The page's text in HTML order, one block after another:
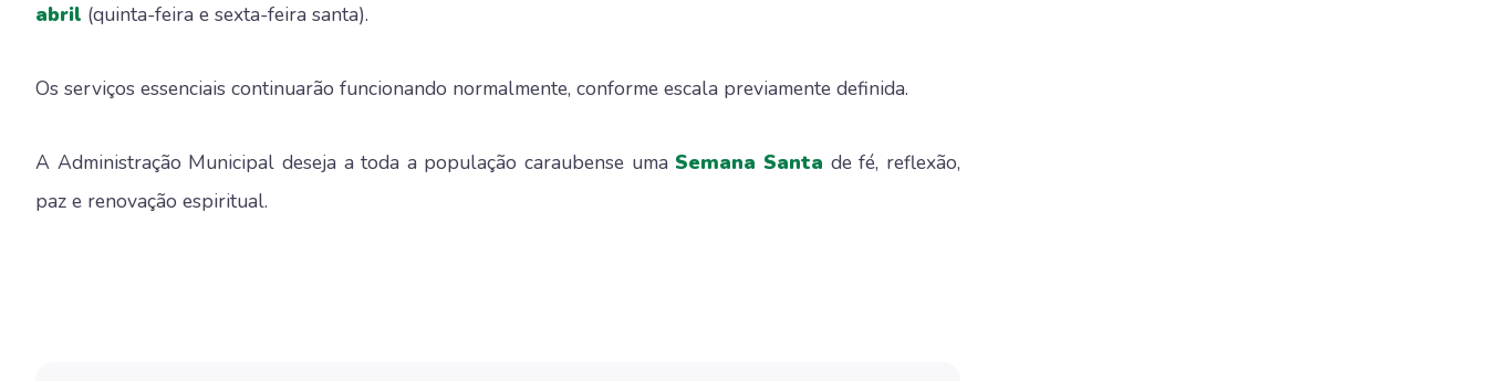
abril (quinta-feira e sexta-feira santa).
Os serviços essenciais continuarão funcionando normalmente, conforme escala previamente definida.
A Administração Municipal deseja a toda a população caraubense umaSemana Santa de fé, reflexão,
paz e renovação espiritual.